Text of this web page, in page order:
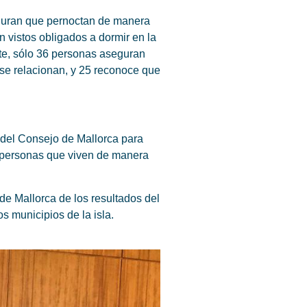
que pernoctan de manera
vistos obligados a dormir en la
sólo 36 personas aseguran
relacionan, y 25 reconoce que
Consejo de Mallorca para
que viven de manera
Mallorca de los resultados del
municipios de la isla.